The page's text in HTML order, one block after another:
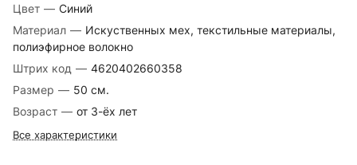
Цвет — Синий
Материал — Искуственных мех, текстильные материалы,
полиэфирное волокно
Штрих код — 4620402660358
Размер — 50 см.
Возраст — от 3-ёх лет
Все характеристики